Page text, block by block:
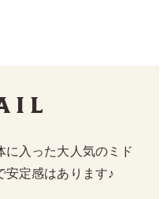
に入った大人気のミド
安定感はあります♪